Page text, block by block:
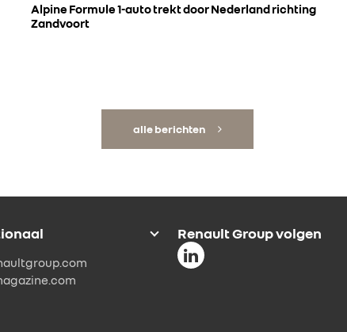
Alpine Formule 1-auto trekt door Nederland richting
Zandvoort
alle berichten
Renault Group volgen